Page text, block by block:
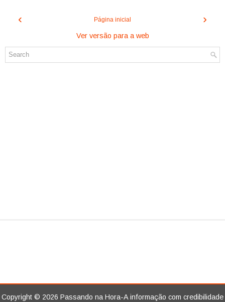
‹ ›
Página inicial
Ver versão para a web
Copyright © 2026 Passando na Hora-A informação com credibilidade